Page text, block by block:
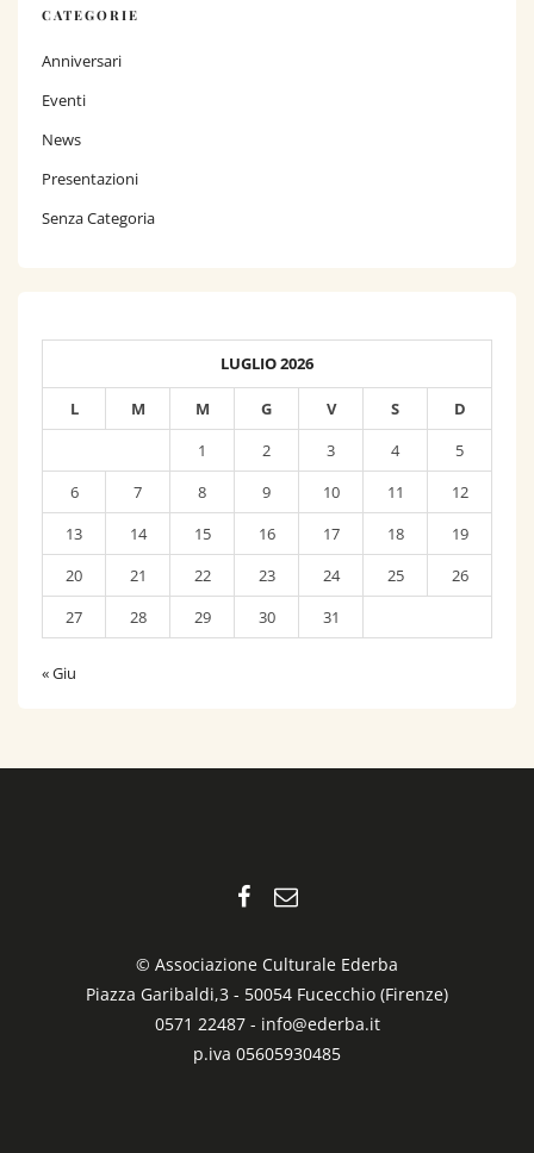
CATEGORIE
Anniversari
Eventi
News
Presentazioni
Senza Categoria
LUGLIO 2026
L M M G V S
D
1
2 3 4
5
6
7 8 9 10 11
12
13
14 15 16 17 18
19
20
21 22 23 24 25
26
27
28 29 30 31
« Giu
© Associazione Culturale Ederba
Piazza Garibaldi,3 - 50054 Fucecchio (Firenze)
0571 22487 - info@ederba.it
p.iva 05605930485